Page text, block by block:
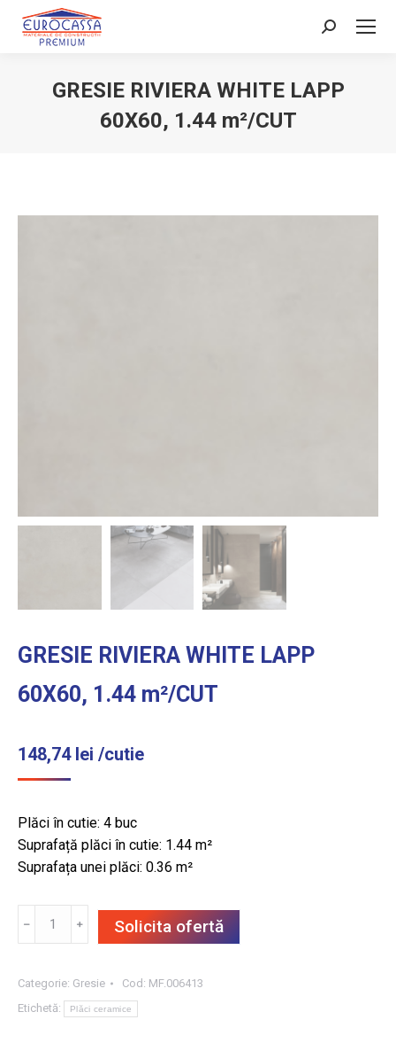
Search:
GRESIE RIVIERA WHITE LAPP
60X60, 1.44 m²/CUT
GRESIE RIVIERA WHITE LAPP
60X60, 1.44 m²/CUT
148,74 lei /cutie
Plăci în cutie: 4 buc
Suprafață plăci în cutie: 1.44 m²
Suprafața unei plăci: 0.36 m²
WHITE
LAPP
﹣ ﹢ Solicita ofertă
Categorie: Gresie Cod: MF.006413
Etichetă:
Plăci ceramice